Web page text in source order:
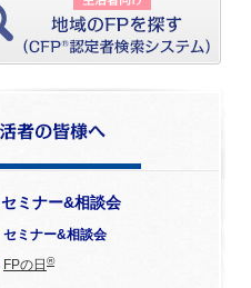
セミナー&相談会
セミナー&相談会
FPの日 ®